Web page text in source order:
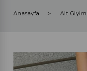
Anasayfa Alt Giyim